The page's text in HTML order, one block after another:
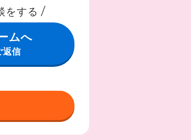
をする
ムへ
返信